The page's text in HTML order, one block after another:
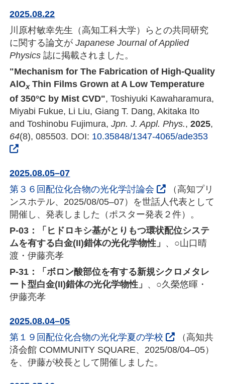
2025.08.22
川原村敏幸先生（高知工科大学）らとの共同研究
に関する論文がJapanese Journal of Applied
Physics 誌に掲載されました。
"Mechanism for The Fabrication of High-Quality
AlOxThin Films Grown at A Low Temperature
of 350°C by Mist CVD", Toshiyuki Kawaharamura,
Miyabi Fukue, Li Liu, Giang T. Dang, Akitaka Ito
and Toshinobu Fujimura,Jpn. J. Appl. Phys.,2025,
64(8), 085503. DOI: 10.35848/1347-4065/ade353
2025.08.05–07
第３６回配位化合物の光化学討論会
（高知プリ
ンスホテル、2025/08/05–07）を世話人代表として
開催し、発表しました（ポスター発表２件）。
P-03：「ヒドロキシ基がとりもつ環状配位システ
ムを有する白金(II)錯体の光化学物性」 、○山口晴
渡・伊藤亮孝
P-31：「ボロン酸部位を有する新規シクロメタレ
ート型白金(II)錯体の光化学物性」 、○久榮悠暉・
伊藤亮孝
2025.08.04–05
第１９回配位化合物の光化学夏の学校
（高知共
済会館 COMMUNITY SQUARE、2025/08/04–05）
を、伊藤が校長として開催しました。